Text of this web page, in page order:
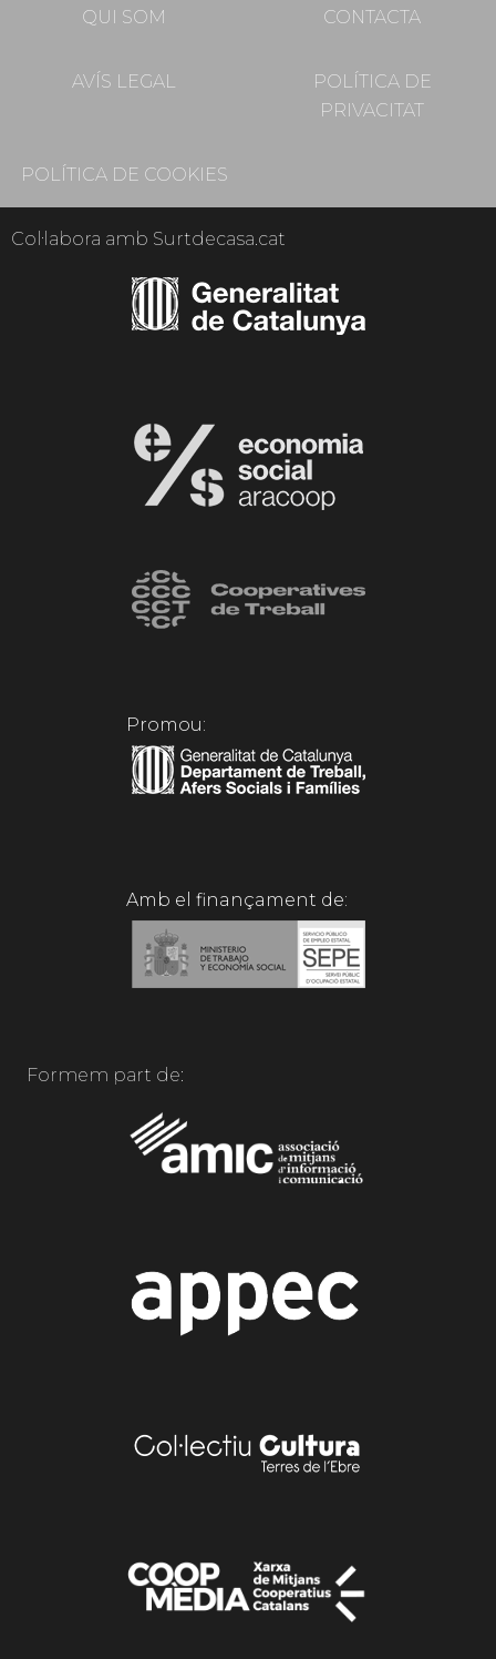
QUI SOM CONTACTA
AVÍS LEGAL
POLÍTICA DE
PRIVACITAT
POLÍTICA DE COOKIES
Col·labora amb Surtdecasa.cat
Promou:
Amb el finançament de:
Formem part de: